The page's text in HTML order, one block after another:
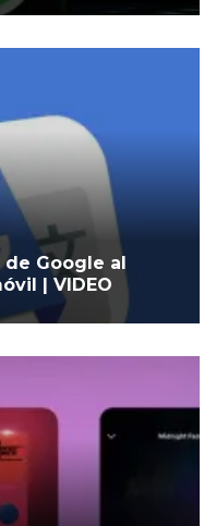
Google al
| VIDEO